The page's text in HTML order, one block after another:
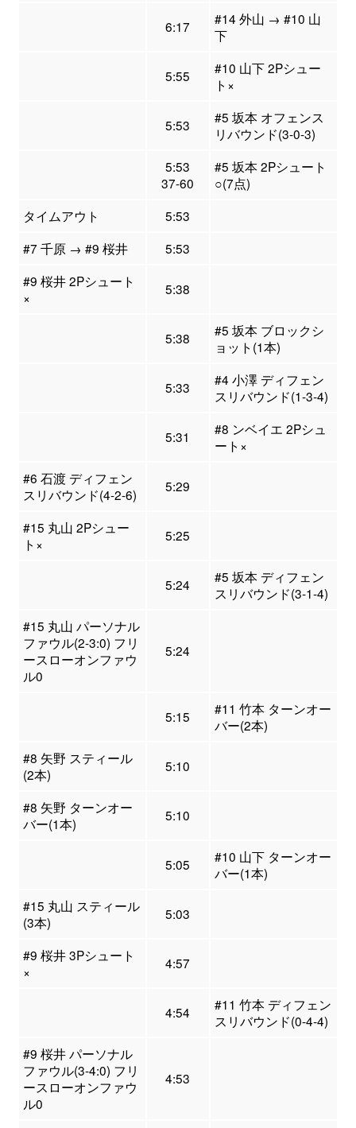
6:17
#14 外山 → #10 山
下
5:55
#10 山下 2Pシュー
ト×
5:53
#5 坂本 オフェンス
リバウンド(3-0-3)
5:53
37-60
#5 坂本 2Pシュート
○(7点)
タイムアウト
5:53
#7 千原 → #9 桜井
5:53
#9 桜井 2Pシュート
×
5:38
5:38
#5 坂本 ブロックシ
ョット(1本)
5:33
#4 小澤 ディフェン
スリバウンド(1-3-4)
5:31
#8 ンベイエ 2Pシュ
ート×
#6 石渡 ディフェン
スリバウンド(4-2-6)
5:29
#15 丸山 2Pシュー
ト×
5:25
5:24
#5 坂本 ディフェン
スリバウンド(3-1-4)
#15 丸山 パーソナル
ファウル(2-3:0) フリ
ースローオンファウ
ル0
5:24
5:15
#11 竹本 ターンオー
バー(2本)
#8 矢野 スティール
(2本)
5:10
#8 矢野 ターンオー
バー(1本)
5:10
5:05
#10 山下 ターンオー
バー(1本)
#15 丸山 スティール
(3本)
5:03
#9 桜井 3Pシュート
×
4:57
4:54
#11 竹本 ディフェン
スリバウンド(0-4-4)
#9 桜井 パーソナル
ファウル(3-4:0) フリ
ースローオンファウ
ル0
4:53